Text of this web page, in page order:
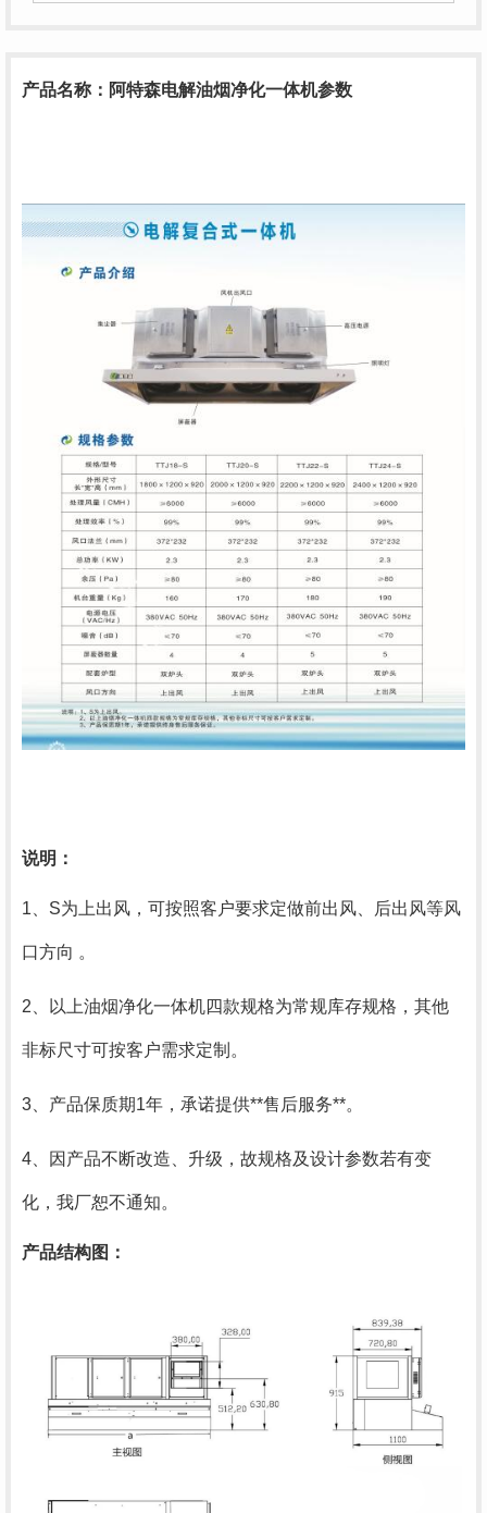
产品名称：阿特森电解油烟净化一体机参数
说明：
1、S为上出风，可按照客户要求定做前出风、后出风等风
口方向 。
2、以上油烟净化一体机四款规格为常规库存规格，其他
非标尺寸可按客户需求定制。
3、产品保质期1年，承诺提供**售后服务**。
4、因产品不断改造、升级，故规格及设计参数若有变
化，我厂恕不通知。
产品结构图：